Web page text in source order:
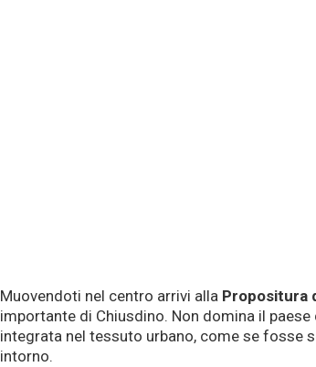
Muovendoti nel centro arrivi alla Propositura
importante di Chiusdino. Non domina il
integrata nel tessuto urbano, come se fosse
intorno.